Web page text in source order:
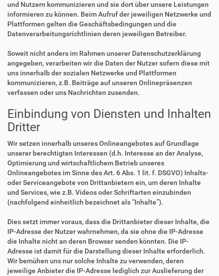
und Nutzern kommunizieren und sie dort über unsere Leistungen
informieren zu können. Beim Aufruf der jeweiligen Netzwerke und
Plattformen gelten die Geschäftsbedingungen und die
Datenverarbeitungsrichtlinien deren jeweiligen Betreiber.
Soweit nicht anders im Rahmen unserer Datenschutzerklärung
angegeben, verarbeiten wir die Daten der Nutzer sofern diese mit
uns innerhalb der sozialen Netzwerke und Plattformen
kommunizieren, z.B. Beiträge auf unseren Onlinepräsenzen
verfassen oder uns Nachrichten zusenden.
Einbindung von Diensten und Inhalten
Dritter
Wir setzen innerhalb unseres Onlineangebotes auf Grundlage
unserer berechtigten Interessen (d.h. Interesse an der Analyse,
Optimierung und wirtschaftlichem Betrieb unseres
Onlineangebotes im Sinne des Art. 6 Abs. 1 lit. f. DSGVO) Inhalts-
oder Serviceangebote von Drittanbietern ein, um deren Inhalte
und Services, wie z.B. Videos oder Schriftarten einzubinden
(nachfolgend einheitlich bezeichnet als “Inhalte”).
Dies setzt immer voraus, dass die Drittanbieter dieser Inhalte, die
IP-Adresse der Nutzer wahrnehmen, da sie ohne die IP-Adresse
die Inhalte nicht an deren Browser senden könnten. Die IP-
Adresse ist damit für die Darstellung dieser Inhalte erforderlich.
Wir bemühen uns nur solche Inhalte zu verwenden, deren
jeweilige Anbieter die IP-Adresse lediglich zur Auslieferung der